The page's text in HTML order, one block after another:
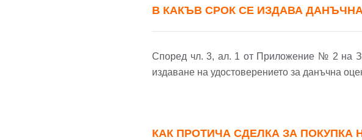
Вход с
В КАКЪВ СРОК СЕ ИЗДАВА
Според чл. 3, ал. 1 от Приложение № 2 на
издаване на удостоверението за данъчна
КАК ПРОТИЧА СДЕЛКА ЗА ПОКУПКА